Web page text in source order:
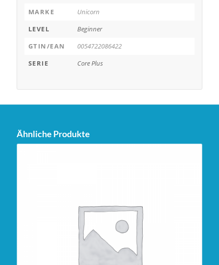
MARKE
Unicorn
LEVEL
Beginner
GTIN/EAN
0054722086422
SERIE
Core Plus
Ähnliche Produkte